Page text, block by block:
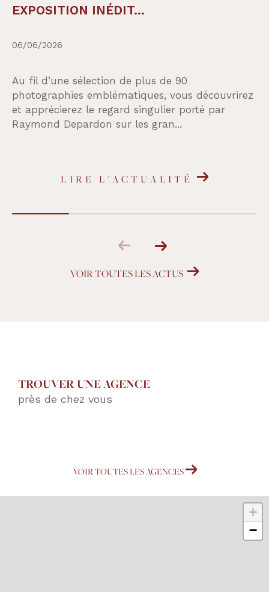
EXPOSITION INÉDIT...
06/06/2026
Au fil d’une sélection de plus de 90
photographies emblématiques, vous découvrirez
et apprécierez le regard singulier porté par
Raymond Depardon sur les gran...
LIRE L'ACTUALITÉ
VOIR TOUTES LES ACTUS
TROUVER UNE AGENCE
près de chez vous
VOIR TOUTES LES AGENCES
+
−